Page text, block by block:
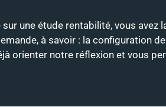
une étude rentabilité, vous
à savoir : la configuration
orienter notre réflexion et vous